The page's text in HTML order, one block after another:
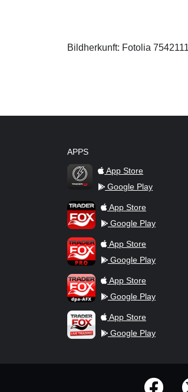
Bildherkunft: Fotolia
APPS
TraderFox Flash
App Store
Google Play
TraderFox AppApp Store
Google Play
TraderFox ProApp Store
Google Play
TraderFox dpa-AFX ProFeed
App Store
Google Play
TraderFox Live Trading
App Store
Google Play
offizielle Social Media-